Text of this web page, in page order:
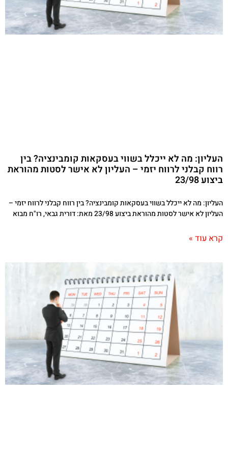
העליון: מה לא ייכלל בשווי בעסקאות קומבינציה? בין
רווח קבלני לרווח יזמי – העליון לא אישר לסטות מהוראת
ביצוע 23/98
העליון: מה לא ייכלל בשווי בעסקאות קומבינציה? בין רווח קבלני לרווח יזמי –
העליון לא אישר לסטות מהוראת ביצוע 23/98 מאת: דורית גבאי, רו"ח מבוא
קרא עוד »